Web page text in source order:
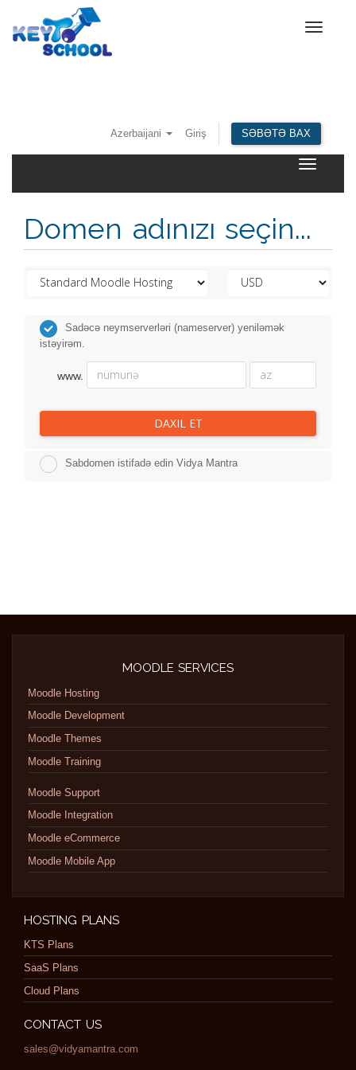
Toggle
Azerbaijani Giriş SƏBƏTƏ BAX
Toggle
Domen adınızı seçin...
Sadəcə neymserverləri (nameserver) yeniləmək
istəyirəm.
www.
DAXIL ET
Sabdomen istifadə edin Vidya Mantra
MOODLE SERVICES
Moodle Hosting
Moodle Development
Moodle Themes
Moodle Training
Moodle Support
Moodle Integration
Moodle eCommerce
Moodle Mobile App
HOSTING PLANS
KTS Plans
SaaS Plans
Cloud Plans
CONTACT US
sales@vidyamantra.com